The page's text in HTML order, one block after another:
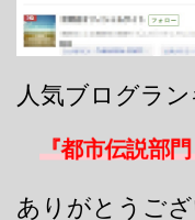
人気ブログラン
『都市伝説部
ありがとうご